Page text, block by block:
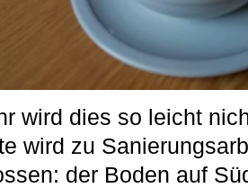
wird dies so leicht
wird zu
der Boden auf